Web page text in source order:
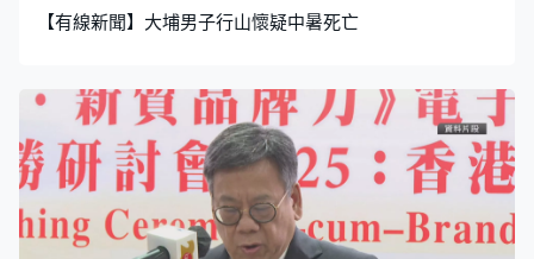
【有線新聞】大埔男子行山懷疑中暑死亡